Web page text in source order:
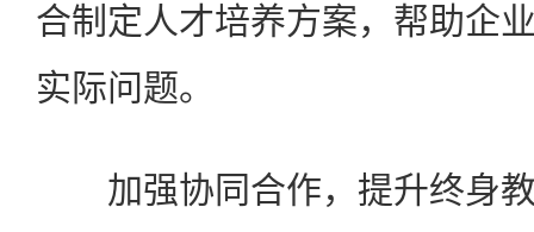
合制定人才培养方案，帮助企
实际问题。
加强协同合作，提升终身教